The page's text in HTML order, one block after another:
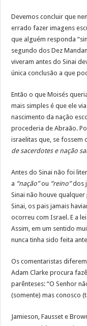
Devemos concluir que
errado fazer imagens
que alguém responda
segundo dos Dez
viveram antes do Sinai
única conclusão a que
Então o que Moisés
mais simples é que ele
nascimento da nação
procederia de Abraão.
israelitas que, se fossem
de sacerdotes e nação
Antes do Sinai não foi
a “nação”ou “reino”dos
Sinai não houve
Sinai, os pais jamais
ocorreu com Israel. E a
Assim, em um sentido
nunca tinha sido feita
Os comentaristas
Adam Clarke procura
parênteses: “O Senhor
(somente) mas conosco
Jamieson, Fausset e